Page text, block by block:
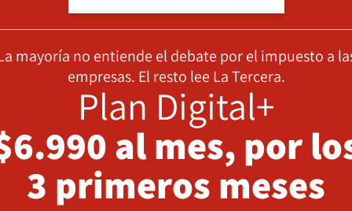
mayoría no entiende el debate por el impuesto a
empresas. El resto lee La Tercera.
Plan Digital+
al mes, por
3 primeros meses